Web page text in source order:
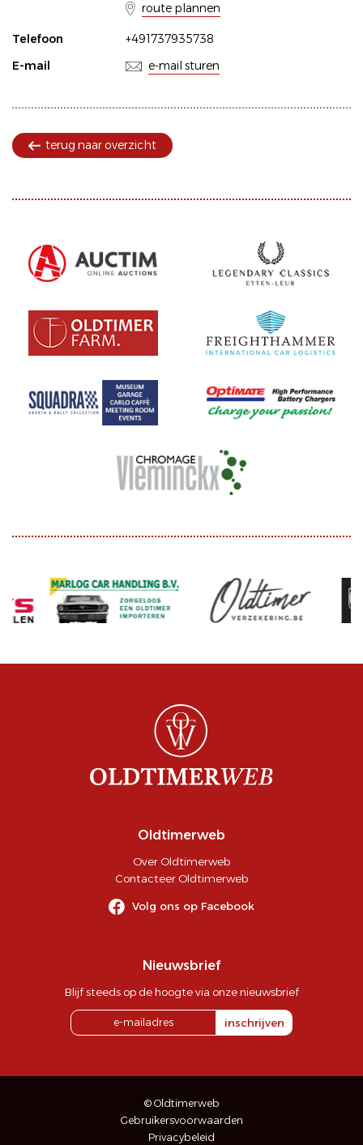
route plannen
Telefoon
+491737935738
E-mail
e-mail sturen
terug naar overzicht
Oldtimerweb
Over Oldtimerweb
Contacteer Oldtimerweb
Volg ons op Facebook
Nieuwsbrief
Blijf steeds op de hoogte via onze nieuwsbrief
inschrijven
© Oldtimerweb
Gebruikersvoorwaarden
Privacybeleid